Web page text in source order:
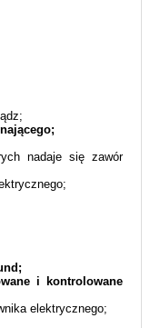
nadaje się zawór
i kontrolowane
elektrycznego;